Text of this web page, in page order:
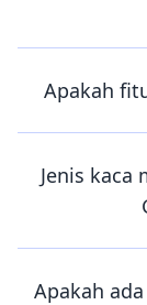
Apakah
Jenis kaca
Apakah